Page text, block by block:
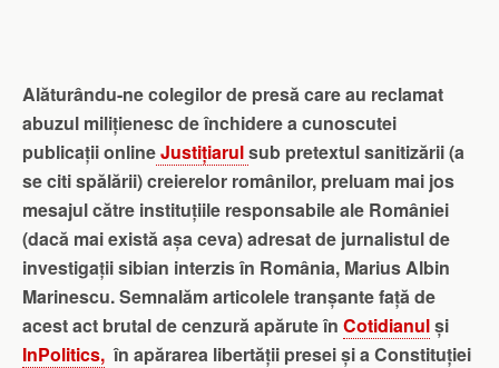
Alăturându-ne colegilor de presă care au reclamat
abuzul milițienesc de închidere a cunoscutei
publicații onlineJustițiarulsub pretextul sanitizării (a
se citi spălării) creierelor românilor, preluam mai jos
mesajul către instituțiile responsabile ale României
(dacă mai există așa ceva) adresat de jurnalistul de
investigații sibian interzis în România, Marius Albin
Marinescu. Semnalăm articolele tranșante față de
acest act brutal de cenzură apărute în Cotidianulși
InPolitics, în apărarea libertății presei și a Constituției